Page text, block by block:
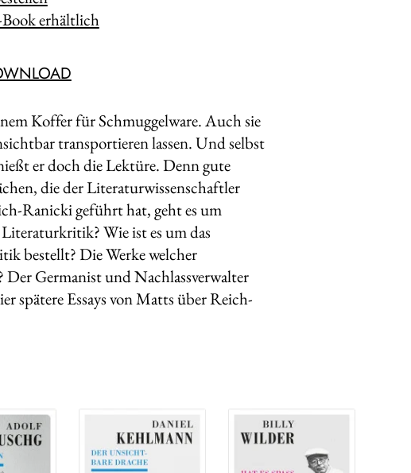
erhältlich
Koffer für Schmuggelware. Auch sie
transportieren lassen. Und selbst
er doch die Lektüre. Denn gute
die der Literaturwissenschaftler
Ranicki geführt hat, geht es um
Wie ist es um das
bestellt? Die Werke welcher
Germanist und Nachlassverwalter
spätere Essays von Matts über Reich-